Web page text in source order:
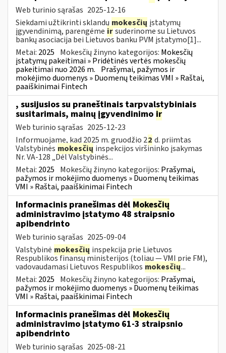
Web turinio sąrašas 2025-12-16
Siekdami užtikrinti sklandų mokesčių įstatymų
įgyvendinimą, parengėme irsuderinome su Lietuvos
bankų asociacija bei Lietuvos banku PVM įstatymo[1]...
Metai: 2025 Mokesčių žinyno kategorijos: Mokesčių
įstatymų pakeitimai » Pridėtinės vertės mokesčių
pakeitimai nuo 2026 m. Prašymai, pažymos ir
mokėjimo duomenys » Duomenų teikimas VMI » Raštai,
paaiškinimai Fintech
, susijusios su praneštinais tarpvalstybiniais
susitarimais, mainų įgyvendinimo ir
Web turinio sąrašas 2025-12-23
Informuojame, kad 2025 m. gruodžio 22 d. priimtas
Valstybinės mokesčių inspekcijos viršininko įsakymas
Nr. VA-128 „Dėl Valstybinės...
Metai: 2025 Mokesčių žinyno kategorijos: Prašymai,
pažymos ir mokėjimo duomenys » Duomenų teikimas
VMI » Raštai, paaiškinimai Fintech
Informacinis pranešimas dėl Mokesčių
administravimo įstatymo 48 straipsnio
apibendrinto
Web turinio sąrašas 2025-09-04
Valstybinė mokesčių inspekcija prie Lietuvos
Respublikos finansų ministerijos (toliau — VMI prie FM),
vadovaudamasi Lietuvos Respublikos mokesčių...
Metai: 2025 Mokesčių žinyno kategorijos: Prašymai,
pažymos ir mokėjimo duomenys » Duomenų teikimas
VMI » Raštai, paaiškinimai Fintech
Informacinis pranešimas dėl Mokesčių
administravimo įstatymo 61-3 straipsnio
apibendrinto
Web turinio sąrašas 2025-08-21